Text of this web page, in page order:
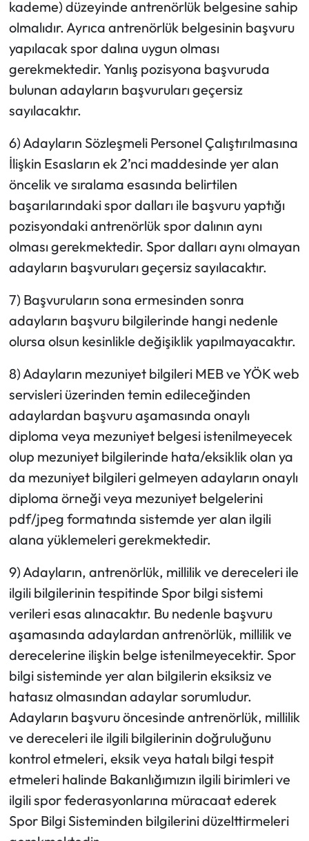
kademe) düzeyinde antrenörlük belgesine sahip
olmalıdır. Ayrıca antrenörlük belgesinin başvuru
yapılacak spor dalına uygun olması
gerekmektedir. Yanlış pozisyona başvuruda
bulunan adayların başvuruları geçersiz
sayılacaktır.
6) Adayların Sözleşmeli Personel Çalıştırılmasına
İlişkin Esasların ek 2’nci maddesinde yer alan
öncelik ve sıralama esasında belirtilen
başarılarındaki spor dalları ile başvuru yaptığı
pozisyondaki antrenörlük spor dalının aynı
olması gerekmektedir. Spor dalları aynı olmayan
adayların başvuruları geçersiz sayılacaktır.
7) Başvuruların sona ermesinden sonra
adayların başvuru bilgilerinde hangi nedenle
olursa olsun kesinlikle değişiklik yapılmayacaktır.
8) Adayların mezuniyet bilgileri MEB ve YÖK web
servisleri üzerinden temin edileceğinden
adaylardan başvuru aşamasında onaylı
diploma veya mezuniyet belgesi istenilmeyecek
olup mezuniyet bilgilerinde hata/eksiklik olan ya
da mezuniyet bilgileri gelmeyen adayların onaylı
diploma örneği veya mezuniyet belgelerini
pdf/jpeg formatında sistemde yer alan ilgili
alana yüklemeleri gerekmektedir.
9) Adayların, antrenörlük, millilik ve dereceleri ile
ilgili bilgilerinin tespitinde Spor bilgi sistemi
verileri esas alınacaktır. Bu nedenle başvuru
aşamasında adaylardan antrenörlük, millilik ve
derecelerine ilişkin belge istenilmeyecektir. Spor
bilgi sisteminde yer alan bilgilerin eksiksiz ve
hatasız olmasından adaylar sorumludur.
Adayların başvuru öncesinde antrenörlük, millilik
ve dereceleri ile ilgili bilgilerinin doğruluğunu
kontrol etmeleri, eksik veya hatalı bilgi tespit
etmeleri halinde Bakanlığımızın ilgili birimleri ve
ilgili spor federasyonlarına müracaat ederek
Spor Bilgi Sisteminden bilgilerini düzelttirmeleri